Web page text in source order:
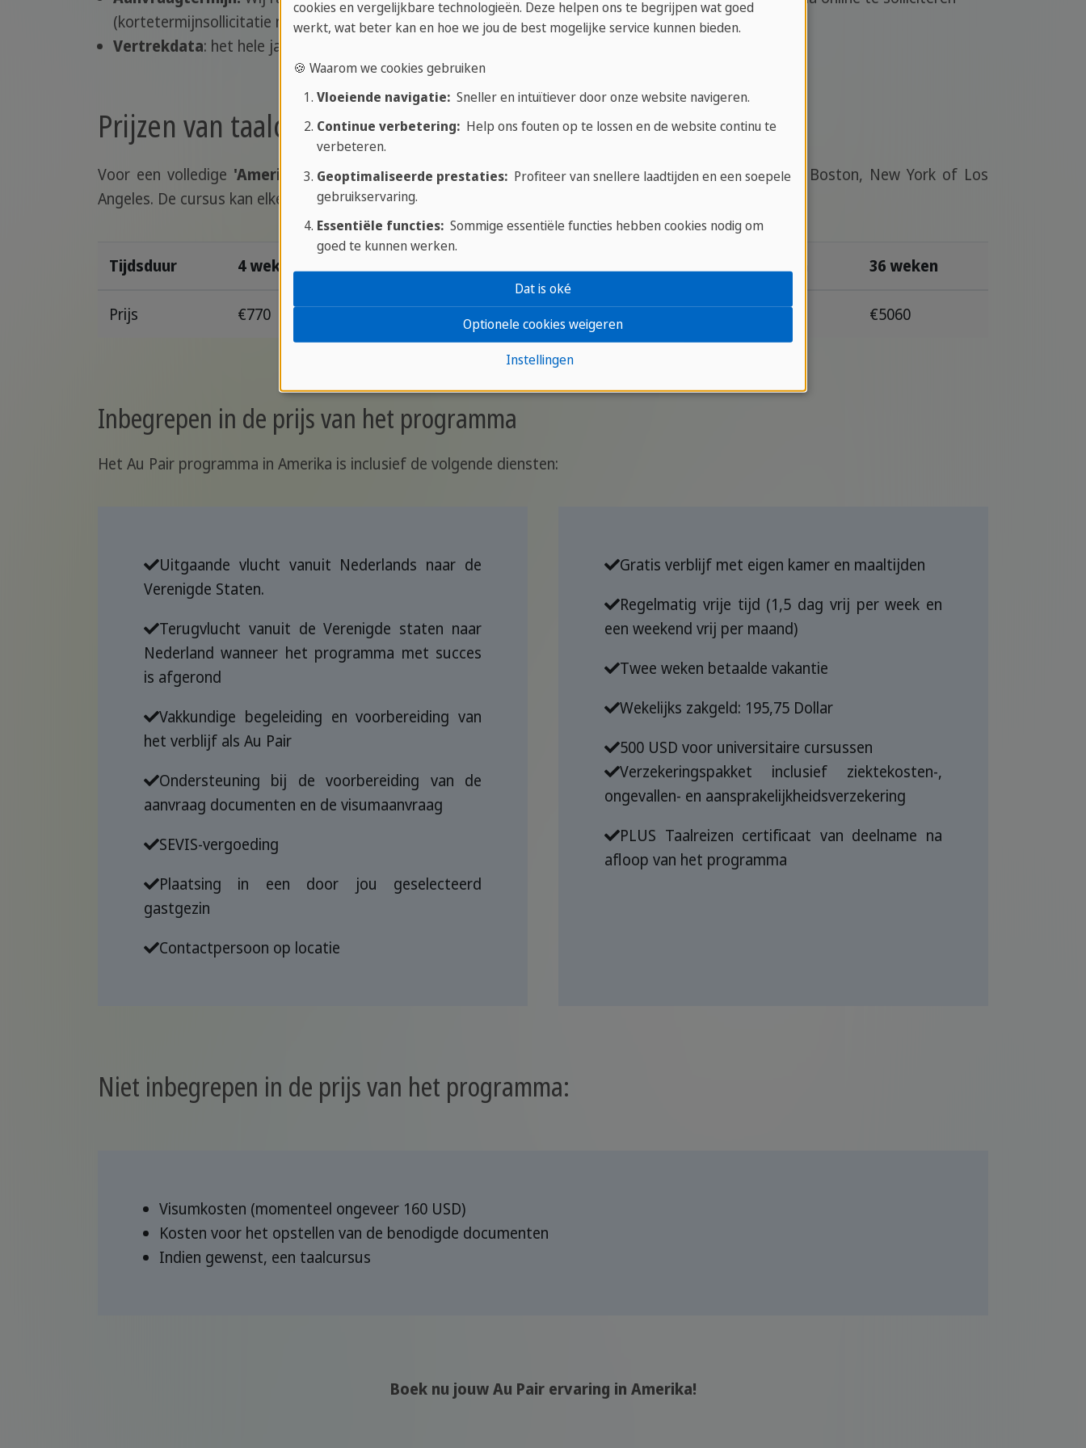
(kortetermijnsollicitatie mogelijk).
Vertrekdata: het hele jaar mogelijk.
Prijzen van taalcursussen
Voor een volledige 'American experience'kunt je een taalcursus van 10 lessen per week volgen in Boston, New York of Los
Angeles. De cursus kan elke week op een maandag beginnen.
Tijdsduur 4 weken + 1 week 12 weken 18 weken 24 weken 36 weken
Prijs €770 €165 €1760 €2585 €3410 €5060
Inbegrepen in de prijs van het programma
Het Au Pair programma in Amerika is inclusief de volgende diensten:
Uitgaande vlucht vanuit Nederlands naar de
Verenigde Staten.
Terugvlucht vanuit de Verenigde staten naar
Nederland wanneer het programma met succes
is afgerond
Vakkundige begeleiding en voorbereiding van
het verblijf als Au Pair
Ondersteuning bij de voorbereiding van de
aanvraag documenten en de visumaanvraag
SEVIS-vergoeding
Plaatsing in een door jou geselecteerd
gastgezin
Contactpersoon op locatie
Gratis verblijf met eigen kamer en maaltijden
Regelmatig vrije tijd (1,5 dag vrij per week en
een weekend vrij per maand)
Twee weken betaalde vakantie
Wekelijks zakgeld: 195,75 Dollar
500 USD voor universitaire cursussen
Verzekeringspakket inclusief ziektekosten-,
ongevallen- en aansprakelijkheidsverzekering
PLUS Taalreizen certificaat van deelname na
afloop van het programma
Niet inbegrepen in de prijs van het programma:
Visumkosten (momenteel ongeveer 160 USD)
Kosten voor het opstellen van de benodigde documenten
Indien gewenst, een taalcursus
Boek nu jouw Au Pair ervaring in Amerika!
cookies en vergelijkbare technologieën. Deze helpen ons te begrijpen wat goed
werkt, wat beter kan en hoe we jou de best mogelijke service kunnen bieden.
🍪 Waarom we cookies gebruiken
Vloeiende navigatie:Sneller en intuïtiever door onze website navigeren.
Continue verbetering:Help ons fouten op te lossen en de website continu te
verbeteren.
Geoptimaliseerde prestaties:Profiteer van snellere laadtijden en een soepele
gebruikservaring.
Essentiële functies:Sommige essentiële functies hebben cookies nodig om
goed te kunnen werken.
Instellingen
Optionele cookies weigeren
Dat is oké